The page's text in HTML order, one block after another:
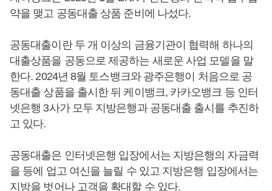
약을 맺고 공동대출 상품 준비에 나섰다.
공동대출이란 두 개 이상의 금융기관이 협력해 하나의
대출상품을 공동으로 제공하는 새로운 사업 모델을 말
한다. 2024년 8월 토스뱅크와 광주은행이 처음으로 공
동대출 상품을 출시한 뒤 케이뱅크, 카카오뱅크 등 인터
넷은행 3사가 모두 지방은행과 공동대출 출시를 추진하
고 있다.
공동대출은 인터넷은행 입장에서는 지방은행의 자금력
을 등에 업고 여신을 늘릴 수 있고 지방은행 입장에서는
지방을 벗어나 고객을 확대할 수 있다.